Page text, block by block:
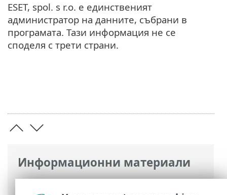
Информационни материали
Онлайн помощ на ESET>ESET Online
ESET, spol. s r.o. е единственият
администратор на данните, събрани в
програмата. Тази информация не се
споделя с трети страни.